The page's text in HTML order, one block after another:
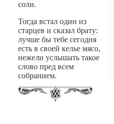
соли.
Тогда встал один из
старцев и сказал брату:
лучше бы тебе сегодня
есть в своей келье мясо,
нежели услышать такое
слово пред всем
собранием.